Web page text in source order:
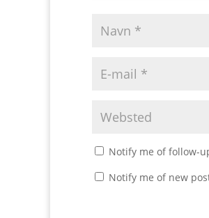
Notify me of follow-
Notify me of new